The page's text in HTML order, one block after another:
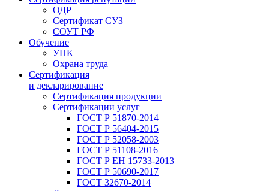
ОДР
Сертификат СУЗ
СОУТ РФ
Обучение
УПК
Охрана труда
Сертификация
и декларирование
Сертификация продукции
Сертификации услуг
ГОСТ Р 51870-2014
ГОСТ Р 56404-2015
ГОСТ Р 52058-2003
ГОСТ Р 51108-2016
ГОСТ Р ЕН 15733-2013
ГОСТ Р 50690-2017
ГОСТ 32670-2014